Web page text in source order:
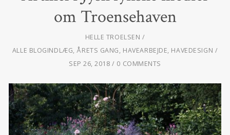
om Troensehaven
HELLE TROELSEN
ALLE BLOGINDLÆG,ÅRETS GANG, HAVEARBEJDE, HAVEDESIGN
SEP 26, 2018
0 COMMENTS